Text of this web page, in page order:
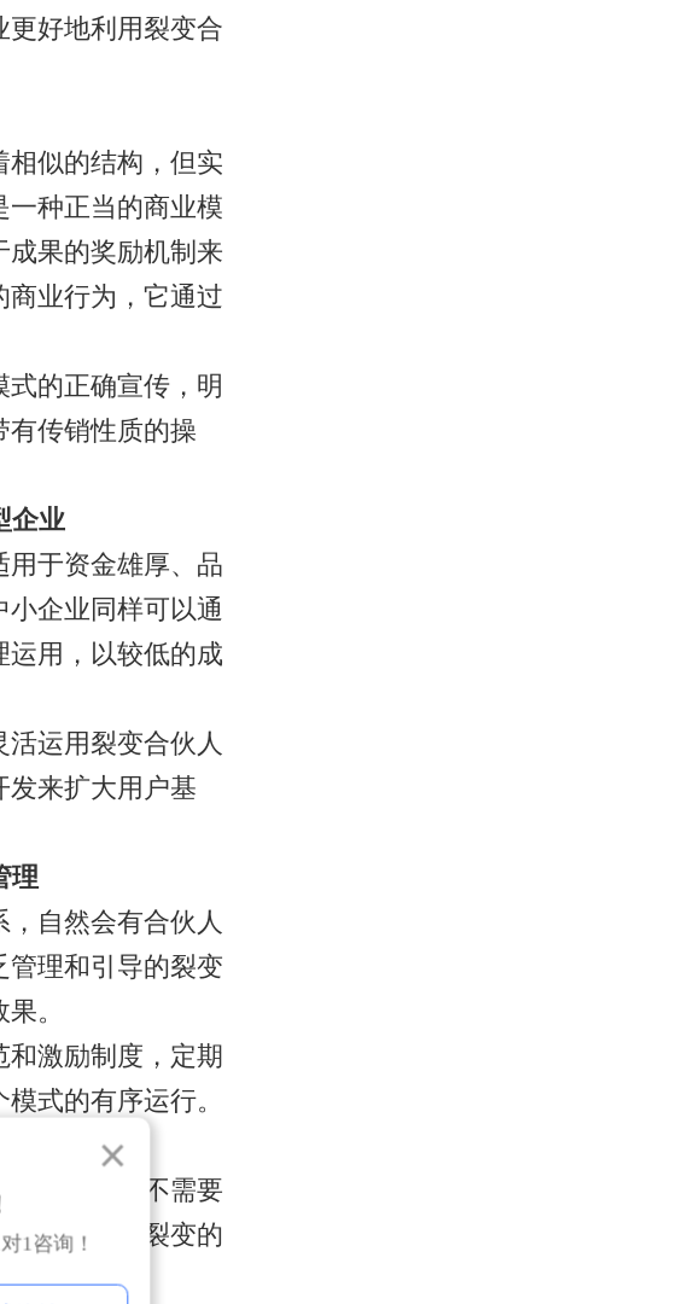
更好地利用裂变合
相似的结构，但实
一种正当的商业模
成果的奖励机制来
商业行为，它通过
的正确宣传，明
有传销性质的操
企业
用于资金雄厚、品
企业同样可以通
运用，以较低的成
运用裂变合伙人
发来扩大用户基
理
自然会有合伙人
管理和引导的裂变
。
激励制度，定期
式的有序运行。
人际关系，不需要
对于实现裂变的
1咨询！